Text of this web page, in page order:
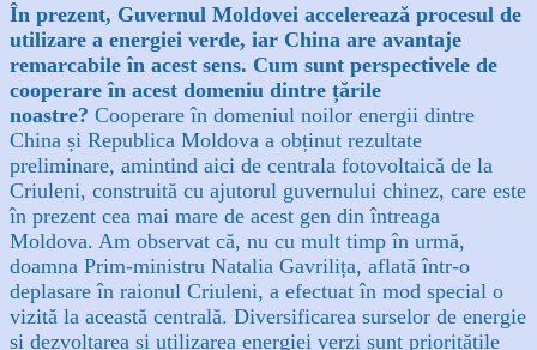
În prezent, Guvernul Moldovei accelerează procesul de
utilizare a energiei verde, iar China are avantaje
remarcabile în acest sens. Cum sunt perspectivele de
cooperare în acest domeniu dintre țările
noastre? Cooperare în domeniul noilor energii dintre
China și Republica Moldova a obținut rezultate
preliminare, amintind aici de centrala fotovoltaică de la
Criuleni, construită cu ajutorul guvernului chinez, care este
în prezent cea mai mare de acest gen din întreaga
Moldova. Am observat că, nu cu mult timp în urmă,
doamna Prim-ministru Natalia Gavrilița, aflată într-o
deplasare în raionul Criuleni, a efectuat în mod special o
vizită la această centrală. Diversificarea surselor de energie
și dezvoltarea și utilizarea energiei verzi sunt prioritățile